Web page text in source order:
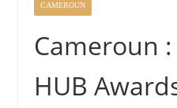
CAMEROUN
Cameroun :
HUB